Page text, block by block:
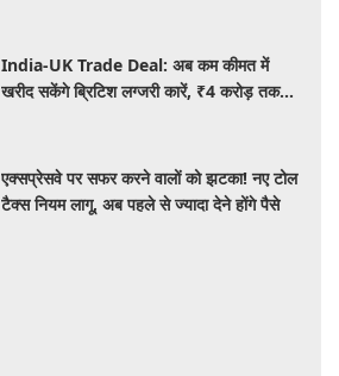
India-UK Trade Deal: अब कम कीमत में
खरीद सकेंगे ब्रिटिश लग्जरी कारें, ₹4 करोड़ तक
एक्सप्रेसवे पर सफर करने वालों को झटका! नए टोल
टैक्स नियम लागू, अब पहले से ज्यादा देने होंगे पैसे